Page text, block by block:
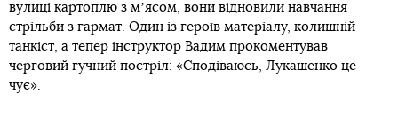
вулиці картоплю з мʼясом, вони відновили навчання
стрільби з гармат. Один із героїв матеріалу, колишній
танкіст, а тепер інструктор Вадим прокоментував
черговий гучний постріл: «Сподіваюсь, Лукашенко це
чує».